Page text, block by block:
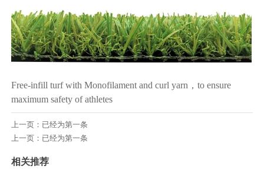
Free-infill turf with Monofilament and curl yarn，to ensure
maximum safety of athletes
上一页：已经为第一条
上一页：已经为第一条
相关推荐